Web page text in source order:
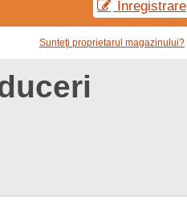
Înregistrare
Sunteţi proprietarul magazinului?